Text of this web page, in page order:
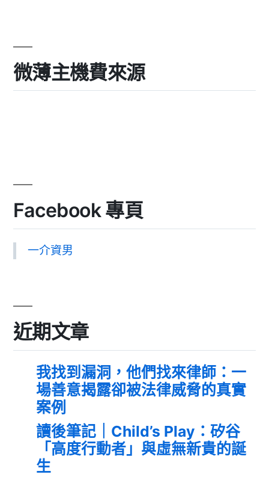
微薄主機費來源
Facebook 專頁
一介資男
近期文章
我找到漏洞，他們找來律師：一
場善意揭露卻被法律威脅的真實
案例
讀後筆記｜Child’s Play：矽谷
「高度行動者」與虛無新貴的誕
生